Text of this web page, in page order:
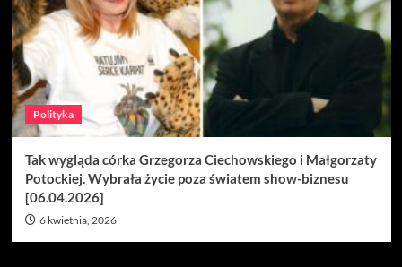
Polityka
Tak wygląda córka Grzegorza Ciechowskiego i Małgorzaty
Potockiej. Wybrała życie poza światem show-biznesu
[06.04.2026]
6 kwietnia, 2026